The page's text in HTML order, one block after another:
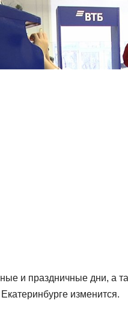
и праздничные дни, а
изменится.